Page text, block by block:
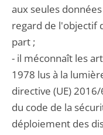
aux seules
regard de l'objectif
part ;
- il méconnaît les
1978 lus à la
directive (UE)
du code de la
déploiement des